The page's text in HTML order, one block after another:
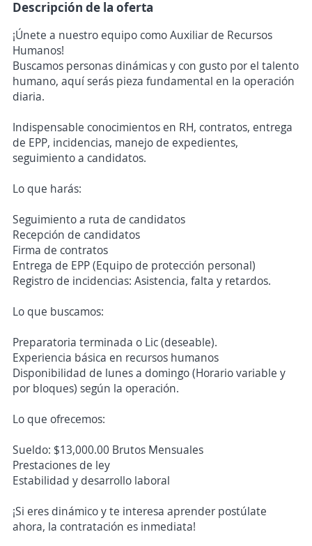
Descripción de la oferta
¡Únete a nuestro equipo como Auxiliar de Recursos
Humanos!
Buscamos personas dinámicas y con gusto por el talento
humano, aquí serás pieza fundamental en la operación
diaria.
Indispensable conocimientos en RH, contratos, entrega
de EPP, incidencias, manejo de expedientes,
seguimiento a candidatos.
Lo que harás:
Seguimiento a ruta de candidatos
Recepción de candidatos
Firma de contratos
Entrega de EPP (Equipo de protección personal)
Registro de incidencias: Asistencia, falta y retardos.
Lo que buscamos:
Preparatoria terminada o Lic (deseable).
Experiencia básica en recursos humanos
Disponibilidad de lunes a domingo (Horario variable y
por bloques) según la operación.
Lo que ofrecemos:
Sueldo: $13,000.00 Brutos Mensuales
Prestaciones de ley
Estabilidad y desarrollo laboral
¡Si eres dinámico y te interesa aprender postúlate
ahora, la contratación es inmediata!